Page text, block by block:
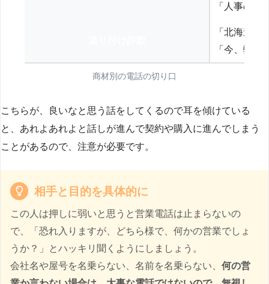
「人事の方
「北海道
「今、弊
商材別の電話の切り口
こちらが、良いなと思う話をしてくるので耳を傾けている
と、あれよあれよと話しが進んで契約や購入に進んでしまう
ことがあるので、注意が必要です。
相手と目的を具体的に
この人は押しに弱いと思うと営業電話は止まらないの
で、「恐れ入りますが、どちら様で、何かの営業でしょ
うか？」とハッキリ聞くようにしましょう。
会社名や屋号を名乗らない、名前を名乗らない、 何の営